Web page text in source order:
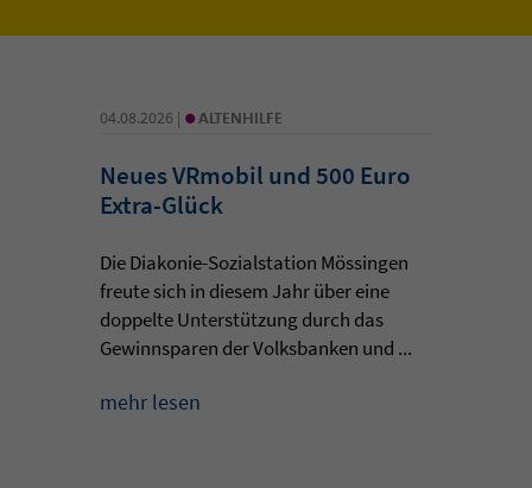
04.08.2026 | • ALTENHILFE
Neues VRmobil und 500 Euro
Extra-Glück
Die Diakonie-Sozialstation Mössingen
freute sich in diesem Jahr über eine
doppelte Unterstützung durch das
Gewinnsparen der Volksbanken und ...
mehr lesen